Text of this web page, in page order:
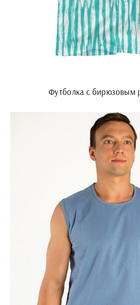
Футболка с бирюзовым